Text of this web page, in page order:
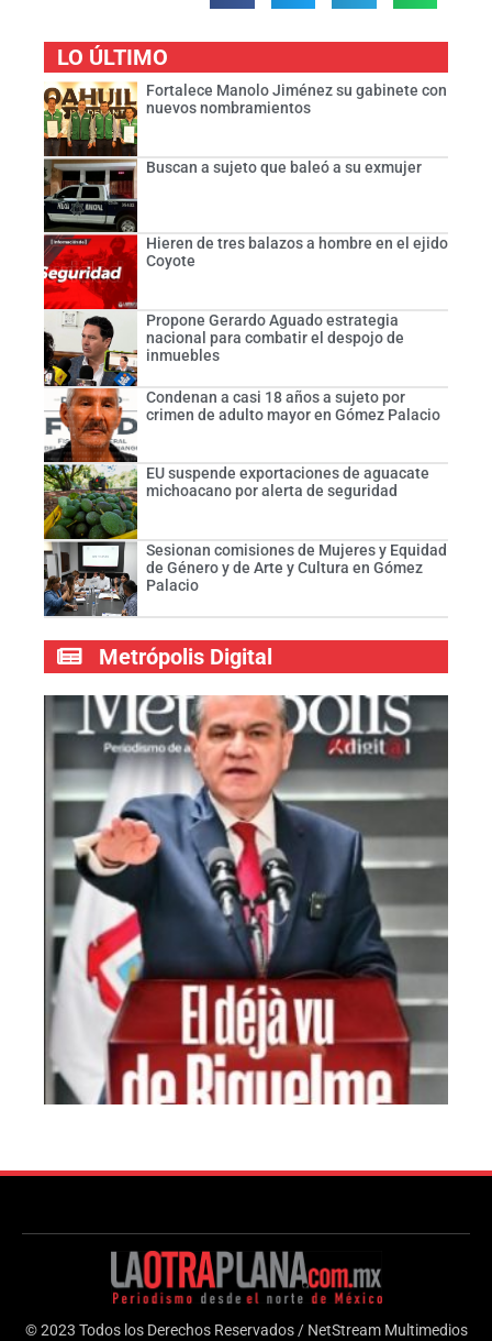
LO ÚLTIMO
Fortalece Manolo Jiménez su gabinete con
nuevos nombramientos
Buscan a sujeto que baleó a su exmujer
Hieren de tres balazos a hombre en el ejido
Coyote
Propone Gerardo Aguado estrategia
nacional para combatir el despojo de
inmuebles
Condenan a casi 18 años a sujeto por
crimen de adulto mayor en Gómez Palacio
EU suspende exportaciones de aguacate
michoacano por alerta de seguridad
Sesionan comisiones de Mujeres y Equidad
de Género y de Arte y Cultura en Gómez
Palacio
Metrópolis Digital
© 2023 Todos los Derechos Reservados / NetStream Multimedios